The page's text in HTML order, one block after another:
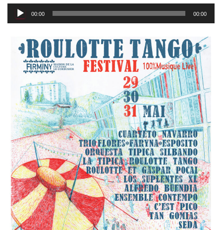
Lecteur
audio
00:00 00:00